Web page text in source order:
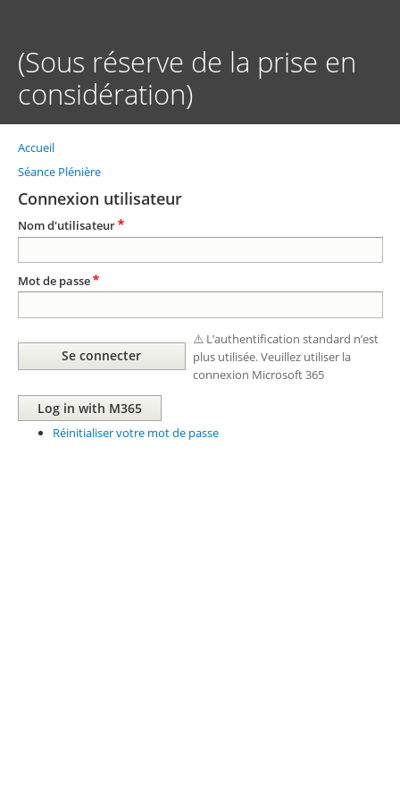
principal
(Sous réserve de la prise en
considération)
Fil
d'Ariane
Accueil
Séance Plénière
Connexion utilisateur
Nom d'utilisateur
Mot de passe
⚠️ L’authentification standard n’est
plus utilisée. Veuillez utiliser la
connexion Microsoft 365
Réinitialiser votre mot de passe